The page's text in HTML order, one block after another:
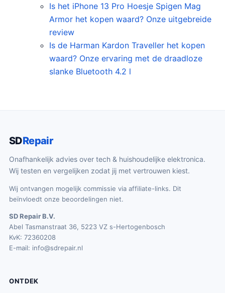
Is het iPhone 13 Pro Hoesje Spigen Mag
Armor het kopen waard? Onze uitgebreide
review
Is de Harman Kardon Traveller het kopen
waard? Onze ervaring met de draadloze
slanke Bluetooth 4.2 l
SDRepair
Onafhankelijk advies over tech & huishoudelijke elektronica.
Wij testen en vergelijken zodat jij met vertrouwen kiest.
Wij ontvangen mogelijk commissie via affiliate-links. Dit
beïnvloedt onze beoordelingen niet.
SD Repair B.V.
Abel Tasmanstraat 36, 5223 VZ s-Hertogenbosch
KvK: 72360208
E-mail: info@sdrepair.nl
ONTDEK